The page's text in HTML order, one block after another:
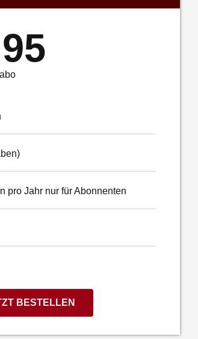
pro Jahr nur für Abonnenten
BESTELLEN